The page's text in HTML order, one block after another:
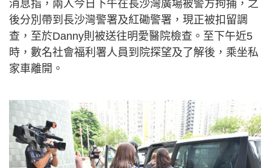
消息指，兩人今日下午在長沙灣廣場被警方拘捕，之
後分別帶到長沙灣警署及紅磡警署，現正被扣留調
查，至於Danny則被送往明愛醫院檢查。至下午近5
時，數名社會福利署人員到院探望及了解後，乘坐私
家車離開。